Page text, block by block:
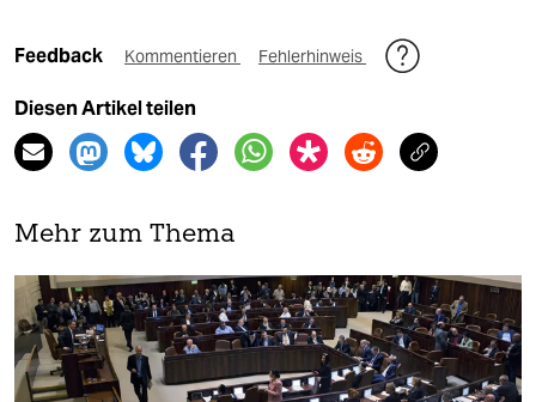
Feedback Kommentieren Fehlerhinweis
Diesen Artikel teilen
Mehr zum Thema